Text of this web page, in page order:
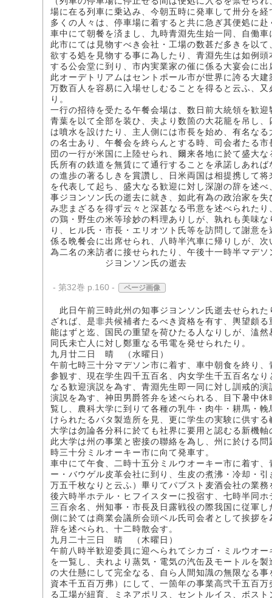
場に在る列車に乗込み、今朝五時に発車して卅分を
多くの人々は、停車場に着すると共に急ぎ其便処に
車中にて朝餐を済まし、九時青淵先生始一同、自働
此市にては見物すべき会社・工場の数甚だ多きを以
欲する処を見物する事に為したり、青淵先生は如例
する公会堂に到り、市内実業家の催に係る大宴会に出
此オーデトリアムはセントポール市が世界に誇る大
万数百人を容易に入場せしむることを得ると云ふ、
り。
一行の招待を受たる午餐会場は、数日前大統領を歓
青葉を以て全部を装ひ、夫より数箇の大花籠を吊し
は噴水を設けたり、主人側には市長を始め、有名な
の名士あり、午餐会を終らんとする時、司会者たる
団の一行が米国に上陸せられ、爾来各地に於て盛大
氏所有の鉄道を無賃にて通行することを承諾しあれ
の進歩の著るしきを賞讚し、日米両国は相提携して
を代表して起ち、盛大なる歓迎に対し深謝の辞を述
事ジヨンソン氏の逝去に就き、如此有為の政治家を
み悲まざるを得ず云々と深甚なる弔意を述べられた
の鶏・野生の米等珍妙の料理ありしが、孰れも美味
り、ヒル氏・市長・エリオツト氏等を訪問して謝意
係る晩餐会に出席せられ、八時半汽車に帰りしが、
為二名の来訪者に接せられたり、午後十一時半マデソ
ジヨンソン氏の逝去
- 第32巻 p.160 - ページ画像
此日午前三時此州の知事ジヨンソン氏逝去せられ
ざれば、是非共候補者たるべき資格を有す、輿望頗
能はずと迄、国民の重望を荷ひたる人なりしが、溘
同氏未亡人に対し鄭重なる弔電を発せられたり。
九月廿二日 晴 （水曜日）
午前七時三十分マデソン市に着す、車中朝食を終り
参観す、現在学生四千五百名、内女学生千五百名な
なる歓迎演説を為す、青淵先生即一同に対し訓戒的
演説を為す、神田男爵答弁を述べられる、目下暑中
覧し、農科大学に到りて各種の乳牛・肉牛・耕馬・
けられたるバタ製造所を見、更に学生の実験に供す
大学は勿論各分科に於ても社界に要用と認むる新機
此大学は州の事業と密接の聯絡を為し、州に於ける
時三十分ミルオーキー市に向て発車す。
車中にて午食、二時十五分ミルウオーキー市に着す
ー・バウゲル皮革会社に到り、生皮の煮沸・冷却・
万五千枚なりと云ふ）畢りてパブスト麦酒会社の業
後六時半ホテル・ヒフイスターに投宿す、七時半同
三百余名、州知事・市長及日露戦役の際我国に従軍
側に於ては商業会議所会頭ベル氏司会者として挨拶
辞を述べられ、十二時散会す。
九月二十三日 晴 （木曜日）
午前八時半歓迎委員に迎へられてシカゴ・ミルウオ
を一覧し、夫れより蒸気・電気の汽缶及モートルを
の大仕懸にして完全なる、自ら人間知識の無限なる
資本千五百万弗）にして、一箇年の事業高弐千五百
る工場が紐育、ミネアポリス、セントルイス、ボス